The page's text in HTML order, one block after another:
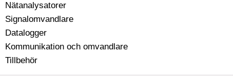
Nätanalysatorer
Signalomvandlare
Datalogger
Kommunikation och omvandlare
Tillbehör